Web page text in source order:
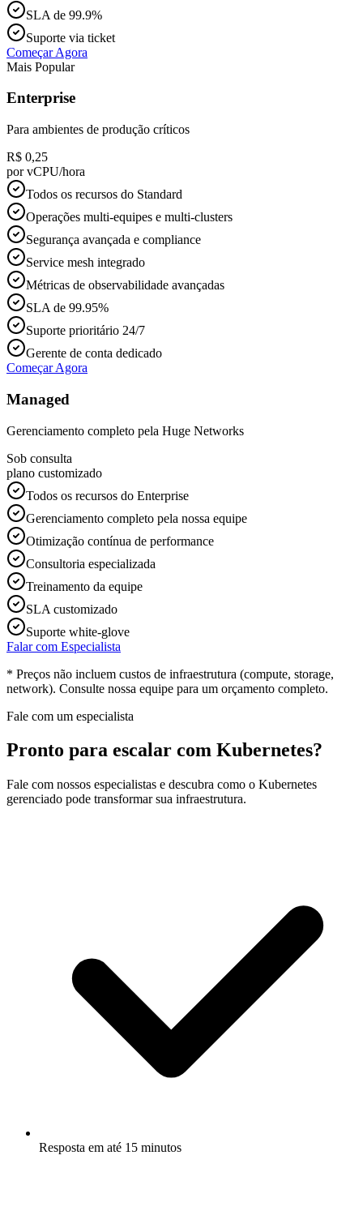
SLA de 99.9%
Suporte via ticket
Começar Agora
Mais Popular
Enterprise
Para ambientes de produção críticos
R$ 0,25
por vCPU/hora
Todos os recursos do Standard
Operações multi-equipes e multi-clusters
Segurança avançada e compliance
Service mesh integrado
Métricas de observabilidade avançadas
SLA de 99.95%
Suporte prioritário 24/7
Gerente de conta dedicado
Começar Agora
Managed
Gerenciamento completo pela Huge Networks
Sob consulta
plano customizado
Todos os recursos do Enterprise
Gerenciamento completo pela nossa equipe
Otimização contínua de performance
Consultoria especializada
Treinamento da equipe
SLA customizado
Suporte white-glove
Falar com Especialista
* Preços não incluem custos de infraestrutura (compute, storage,
network). Consulte nossa equipe para um orçamento completo.
Fale com um especialista
Pronto para escalar com Kubernetes?
Fale com nossos especialistas e descubra como o Kubernetes
gerenciado pode transformar sua infraestrutura.
Resposta em até 15 minutos